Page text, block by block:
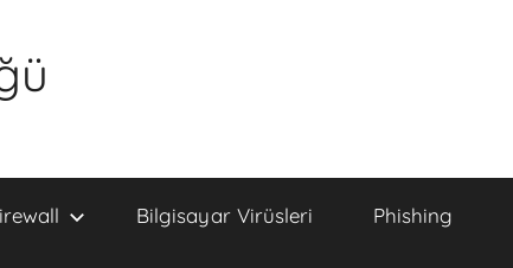
Bilgisayar Virüsleri Phishing